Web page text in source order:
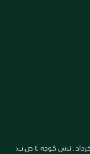
العنوان: ايران ـ قم ـ ميدان جهاد ـ بلوار ١٥ خرداد ـ نبش كوجه ٤ ص.ب: